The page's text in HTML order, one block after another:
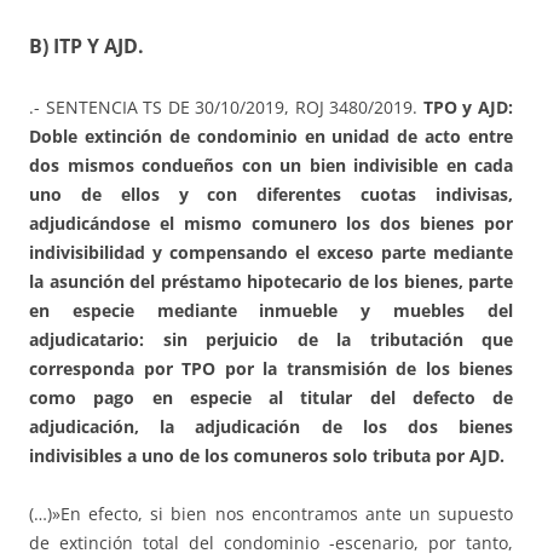
B) ITP Y AJD.
.- SENTENCIA TS DE 30/10/2019, ROJ 3480/2019. TPO y AJD:
Doble extinción de condominio en unidad de acto entre
dos mismos condueños con un bien indivisible en cada
uno de ellos y con diferentes cuotas indivisas,
adjudicándose el mismo comunero los dos bienes por
indivisibilidad y compensando el exceso parte mediante
la asunción del préstamo hipotecario de los bienes, parte
en especie mediante inmueble y muebles del
adjudicatario: sin perjuicio de la tributación que
corresponda por TPO por la transmisión de los bienes
como pago en especie al titular del defecto de
adjudicación, la adjudicación de los dos bienes
indivisibles a uno de los comuneros solo tributa por AJD.
(…)»En efecto, si bien nos encontramos ante un supuesto
de extinción total del condominio -escenario, por tanto,